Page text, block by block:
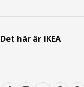
Det här är IKEA